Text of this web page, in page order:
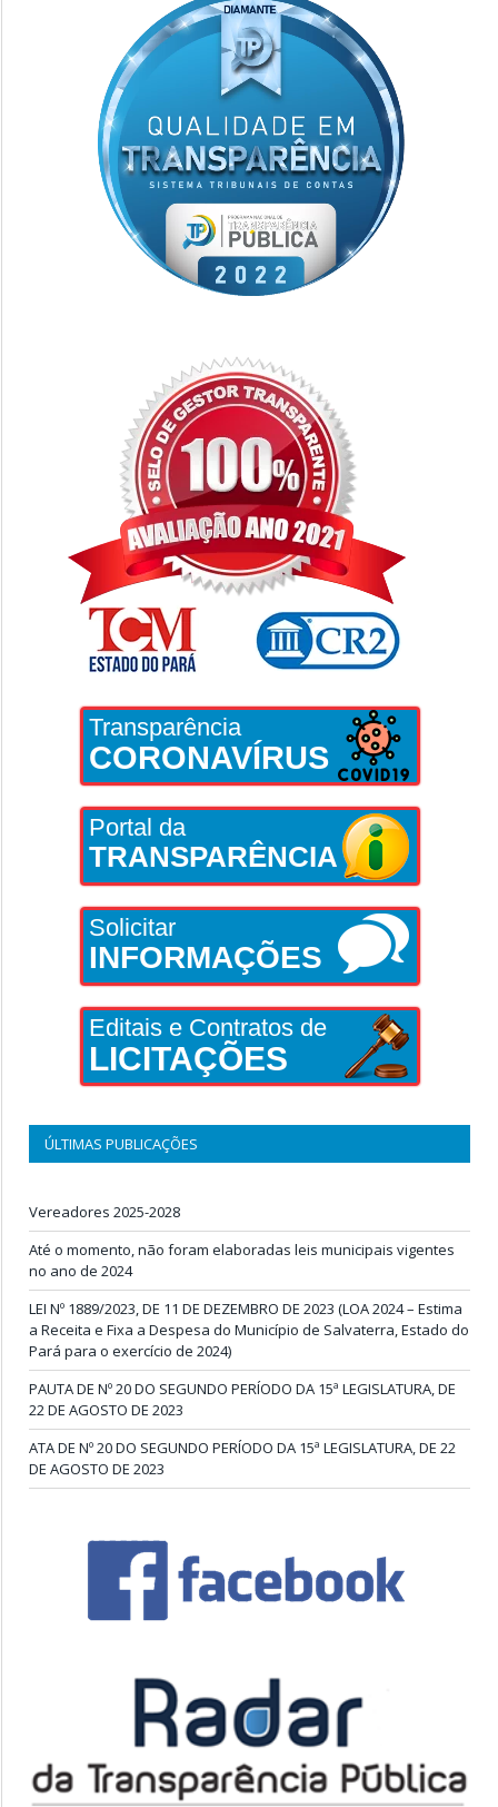
Transparência
CORONAVÍRUS
Portal da
TRANSPARÊNCIA
Solicitar
INFORMAÇÕES
Editais e Contratos de
LICITAÇÕES
ÚLTIMAS PUBLICAÇÕES
Vereadores 2025-2028
Até o momento, não foram elaboradas leis municipais vigentes
no ano de 2024
LEI Nº 1889/2023, DE 11 DE DEZEMBRO DE 2023 (LOA 2024 – Estima
a Receita e Fixa a Despesa do Município de Salvaterra, Estado do
Pará para o exercício de 2024)
PAUTA DE Nº 20 DO SEGUNDO PERÍODO DA 15ª LEGISLATURA, DE
22 DE AGOSTO DE 2023
ATA DE Nº 20 DO SEGUNDO PERÍODO DA 15ª LEGISLATURA, DE 22
DE AGOSTO DE 2023